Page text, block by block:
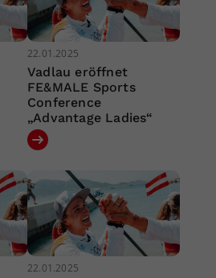
22.01.2025
Vadlau eröffnet
FE&MALE Sports
Conference
„Advantage Ladies“
22.01.2025